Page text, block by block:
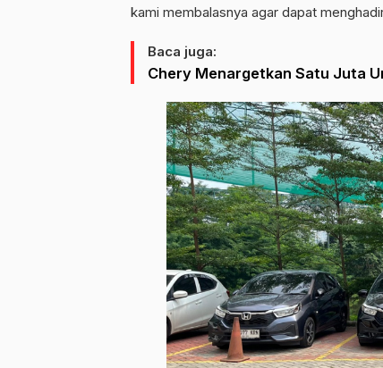
kami membalasnya agar dapat
Baca juga:
Chery Menargetkan Satu Juta